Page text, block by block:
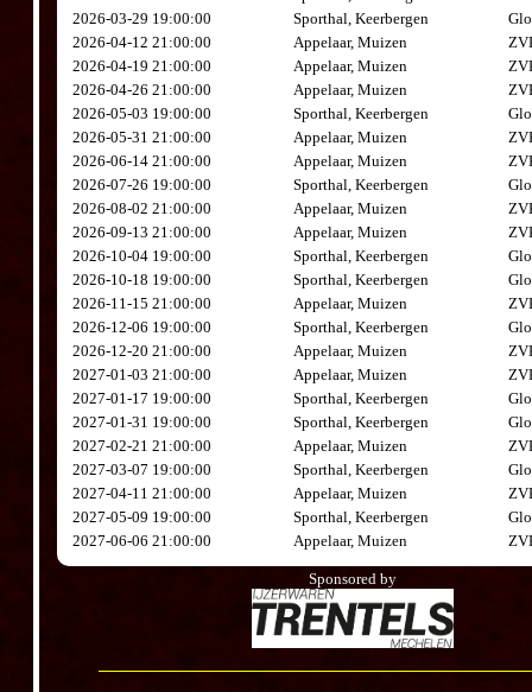
2026-03-29 19:00:00
Sporthal, Keerbergen
2026-04-12 21:00:00
Appelaar, Muizen
2026-04-19 21:00:00
Appelaar, Muizen
2026-04-26 21:00:00
Appelaar, Muizen
2026-05-03 19:00:00
Sporthal, Keerbergen
2026-05-31 21:00:00
Appelaar, Muizen
2026-06-14 21:00:00
Appelaar, Muizen
2026-07-26 19:00:00
Sporthal, Keerbergen
2026-08-02 21:00:00
Appelaar, Muizen
2026-09-13 21:00:00
Appelaar, Muizen
2026-10-04 19:00:00
Sporthal, Keerbergen
2026-10-18 19:00:00
Sporthal, Keerbergen
2026-11-15 21:00:00
Appelaar, Muizen
2026-12-06 19:00:00
Sporthal, Keerbergen
2026-12-20 21:00:00
Appelaar, Muizen
2027-01-03 21:00:00
Appelaar, Muizen
2027-01-17 19:00:00
Sporthal, Keerbergen
2027-01-31 19:00:00
Sporthal, Keerbergen
2027-02-21 21:00:00
Appelaar, Muizen
2027-03-07 19:00:00
Sporthal, Keerbergen
2027-04-11 21:00:00
Appelaar, Muizen
2027-05-09 19:00:00
Sporthal, Keerbergen
2027-06-06 21:00:00
Appelaar, Muizen
Sponsored by